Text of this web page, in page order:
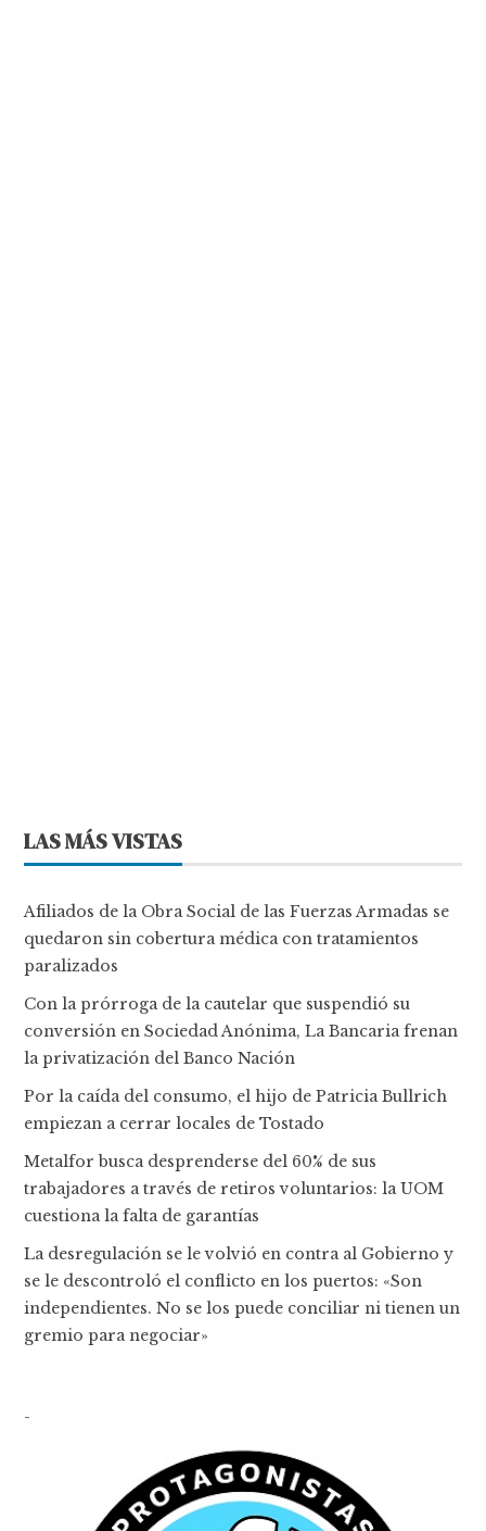
LAS MÁS VISTAS
Afiliados de la Obra Social de las Fuerzas Armadas se
quedaron sin cobertura médica con tratamientos
paralizados
Con la prórroga de la cautelar que suspendió su
conversión en Sociedad Anónima, La Bancaria frenan
la privatización del Banco Nación
Por la caída del consumo, el hijo de Patricia Bullrich
empiezan a cerrar locales de Tostado
Metalfor busca desprenderse del 60% de sus
trabajadores a través de retiros voluntarios: la UOM
cuestiona la falta de garantías
La desregulación se le volvió en contra al Gobierno y
se le descontroló el conflicto en los puertos: «Son
independientes. No se los puede conciliar ni tienen un
gremio para negociar»
-